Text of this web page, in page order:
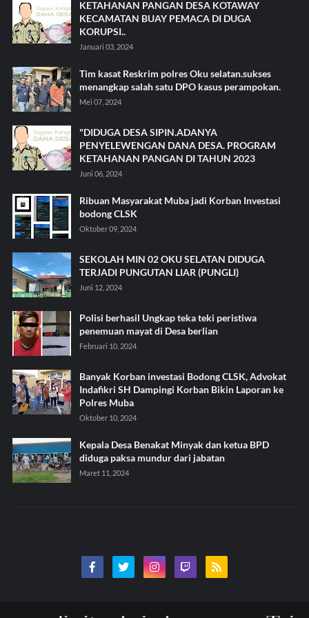
KETAHANAN PANGAN DESA KOTAWAY
KECAMATAN BUAY PEMACA DI DUGA
KORUPSI..
Januari 03, 2024
Tim kasat Reskrim polres Oku selatan.sukses
menangkap salah satu DPO kasus perampokan.
Mei 07, 2024
"DIDUGA DESA SIPIN.ADANYA
PENYELEWENGAN DANA DESA. PROGRAM
KETAHANAN PANGAN DI TAHUN 2023
Juni 06, 2024
Ribuan Masyarakat Muba jadi Korban Investasi
bodong CLSK
Oktober 09, 2024
SEKOLAH MIN 02 OKU SELATAN DIDUGA
TERJADI PUNGUTAN LIAR (PUNGLI)
Juni 12, 2024
Polisi berhasil Ungkap teka teki peristiwa
penemuan mayat di Desa berlian
Februari 10, 2024
Banyak Korban investasi Bodong CLSK, Advokat
Indafikri SH Dampingi Korban Bikin Laporan ke
Polres Muba
Oktober 10, 2024
Kepala Desa Benakat Minyak dan ketua BPD
diduga paksa mundur dari jabatan
Maret 11, 2024